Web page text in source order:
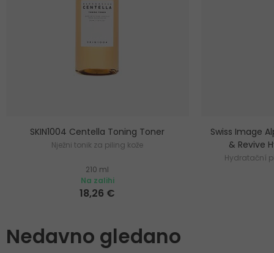
SKIN1004 Centella Toning Toner
Nježni tonik za piling kože
210 ml
Na zalihi
18,26 €
Swiss Image
& Revive
Hydratační
Nedavno gledano